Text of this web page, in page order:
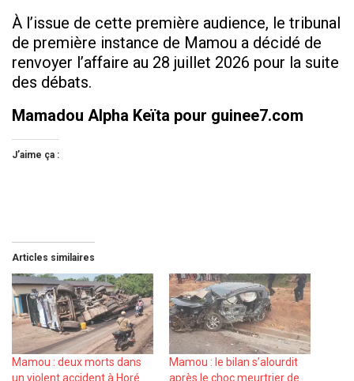
À l’issue de cette première audience, le tribunal
de première instance de Mamou a décidé de
renvoyer l’affaire au 28 juillet 2026 pour la suite
des débats.
Mamadou Alpha Keïta pour guinee7.com
J’aime ça :
Articles similaires
Mamou : deux morts dans
un violent accident à Horé
Mamou : le bilan s’alourdit
après le choc meurtrier de